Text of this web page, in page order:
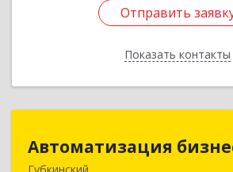
Отправить
Показать контакты
Отправить
Назад
Автоматизация
Губкинский